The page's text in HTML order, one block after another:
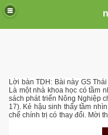
Lời bàn TDH: Bài này GS
Là một nhà khoa học có tầm
sách phát triển Nông Nghiệp
17). Kẻ hậu sinh thấy tầm
chế chính trị có thay đổi.
19